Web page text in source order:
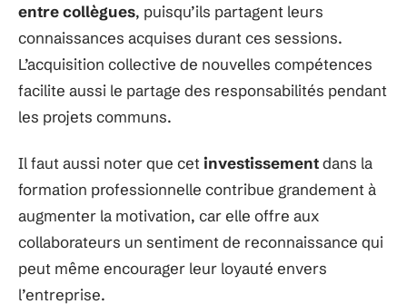
entre collègues, puisqu’ils partagent leurs
connaissances acquises durant ces sessions.
L’acquisition collective de nouvelles compétences
facilite aussi le partage des responsabilités pendant
les projets communs.
Il faut aussi noter que cet investissementdans la
formation professionnelle contribue grandement à
augmenter la motivation, car elle offre aux
collaborateurs un sentiment de reconnaissance qui
peut même encourager leur loyauté envers
l’entreprise.